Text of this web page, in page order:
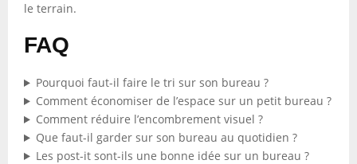
le terrain.
FAQ
Pourquoi faut-il faire le tri sur son bureau ?
Comment économiser de l’espace sur un petit bureau ?
Comment réduire l’encombrement visuel ?
Que faut-il garder sur son bureau au quotidien ?
Les post-it sont-ils une bonne idée sur un bureau ?